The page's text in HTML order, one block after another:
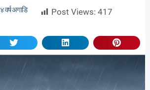
४ वर्ष अगाडि Post Views: 417